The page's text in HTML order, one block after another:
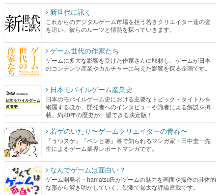
新世代に訊く
これからのデジタルゲーム市場を担う若きクリエイター達の姿
を追い、彼らのルーツと情熱を探っていきます。
ゲーム世代の作家たち
ゲームに多大な影響を受けた作家さんに取材し、ゲームが日本
のコンテンツ産業やカルチャーに与えた影響を探る企画です。
日本モバイルゲーム産業史
日本のモバイルゲーム史における主要なトピック・タイトルを
網羅するほか、開発者へのインタビューや識者による解説を掲
載。約20年の歴史が一望できる決定版！
若ゲのいたり〜ゲームクリエイターの青春〜
『うつヌケ』『ペンと箸』等で知られるマンガ家・田中圭一先
生によるゲーム業界レポートマンガです。
なんでゲームは面白い？
ゲーム開発者・hamatsu氏がゲームの魅力を画面や操作の具体的
な形から解き明かしていく、硬派で骨太な評論連載です。